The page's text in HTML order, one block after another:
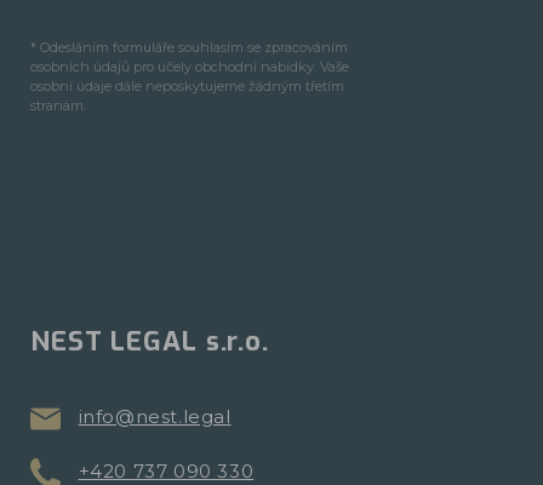
* Odesláním formuláře souhlasím se zpracováním
osobních údajů pro účely obchodní nabídky. Vaše
osobní údaje dále neposkytujeme žádným třetím
stranám.
NEST LEGAL s.r.o.
info@nest.legal
+420 737 090 330